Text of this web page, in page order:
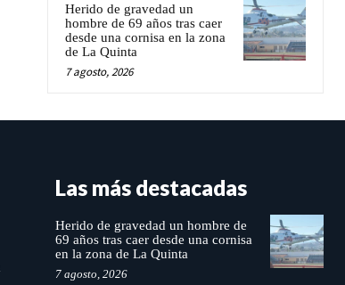
Herido de gravedad un
hombre de 69 años tras caer
desde una cornisa en la zona
de La Quinta
7 agosto, 2026
Las más destacadas
Herido de gravedad un hombre de
69 años tras caer desde una cornisa
en la zona de La Quinta
7 agosto, 2026